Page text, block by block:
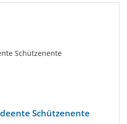
Schützenente